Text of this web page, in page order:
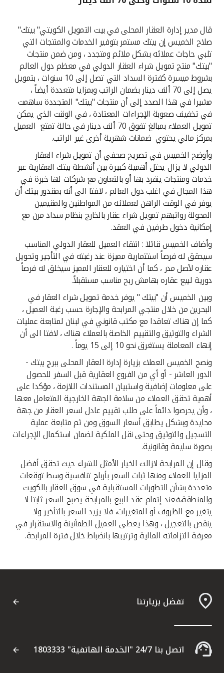
أدوات وخدمات
خدمات ما بعد البيع
اتصل بنا
مواقع الفروع وأجهزة الصرف الآلي
ألمانيا
ماليزيا
تركيا
مصر
المملكة المتحدة
مملكة البحرين
قال مدير إدارة العقار المحلى في بيت التمويل الكويتي" بيتك"
صلاح الخميس إن بيتك مستمر بتوفير الخدمات والمنتجات التي
تلبي حاجات عملائه بشكل ملائم ومتجدد ، ومن ضمن منتجات
"بيتك" منتج تمويل شراء العقار الدولي في معظم دول العالم
بشروط ميسرة كفترة السداد التي تصل إلى 10 سنوات ، بتمويل
يصل إلى 70 ألف دينار بضمان الراتب وبمزايا متعددة أيضاً ،
مشيرا في هذا الصدد إلى أن منتجات "بيتك" المتجددة ساهمت
في تخفيف صعوبة الإجراءات المعتادة ، في الوقت الذي يمكن
تمويل العملاء بمبالغ تفوق 70 ألف دينار في حالة تمتع العميل
بمركز مالي يحتوي ضمانات شهرية أخرى غير الراتب.
وأوضح الخميس في تصريح صحفي أن تمويل شراء العقار
الدولي لا يزال يحتل أهمية كبيرة بين أنشطة بيتك العقارية عبر
خدمات ومنتجات ينفرد بها أو بالتعاون مع شركات لها خبرة في
هذا المجال في اغلب دول العالم ، لافتا الى أنه بمقدور بيتك أن
يوفر في الوقت الراهن لعملائه من المواطنين والمقيمين
المحولة رواتبهم تمويل شراء عقار بالخارج بنظام سداد مرن مع
إمكانية دخول طرفين في العقد.
وأضاف الخميس قائلا : انتقاء العميل للعقار الدولي المناسب
سيحقق له فرصاً استثمارية مميزة عند رغبته في التأجير وتحويل
عقاره لأصل مدر ، كما أن اختياره للعقار المميز سيخلق له فرصاً
دورية لبيع عقاره بهامش ربح مناسب مستقبلاً.
وبين الخميس أن "بيتك " يوفر خدمة تمويل شراء العقار في
البحرين من خلال منتجي المرابحة والإجارة حسب رغبة العميل ،
كما إن هناك تعاقدا مع مكتب قانوني في لبنان لمتابعة عمليات
الشراء والتوثيق والتقييم الخاصة بالعملاء هناك ، لافتا الى أن
إنهاء المعاملة يستغرق نحو 10 إلى 15 يوماً .
ونصح الخميس العملاء بزيارة إدارة العقار المحلى ببرج بيتك -
الدور العاشر - أو أي من الفروع العقارية قبل السفر للحصول
على معلومات إضافية واستبيان المستندات اللازمة ، مؤكدا على
أهمية تحقق العملاء من سلامة الجهة الخارجية المتعامل معها
، وأن يحرصوا دائماً على طلب تقييم عادل لسعر العقار من جهة
محايدة وبشكل يطابق أسعار السوق ومن ثم متابعة عملية
التسجيل والتوثيق وحتى نقل الملكية لضمان استكمال الإجراءات
بصورة سليمة وقانونية.
وقال إن المرابحة لازالت الخيار الأمثل للشراء حيث تحقق أفضل
المزايا للعملاء ومنها ثبات السعر بأرباح تنافسية وسط توقعات
متعددة بشأن التطورات المستقبلية في سوق العقار بالكويت
والمنطقة،فعند إتمام عقد البيع بالمرابحة يصبح السعر ثابتا لا
يتغير مع الظروف أو المتغيرات، فلا يزيد السعر بالتأخير ولا
ينقص بالتعجيل ، وهذا يعطى العميل الطمأنينة والاستقرار في
معرفة التزاماته المالية وترتيبها بانضباط خلال فترة المرابحة.
تفضل بزيارتنا
اتصل بنا 24/7 "الخدمة الهاتفية" 1803333